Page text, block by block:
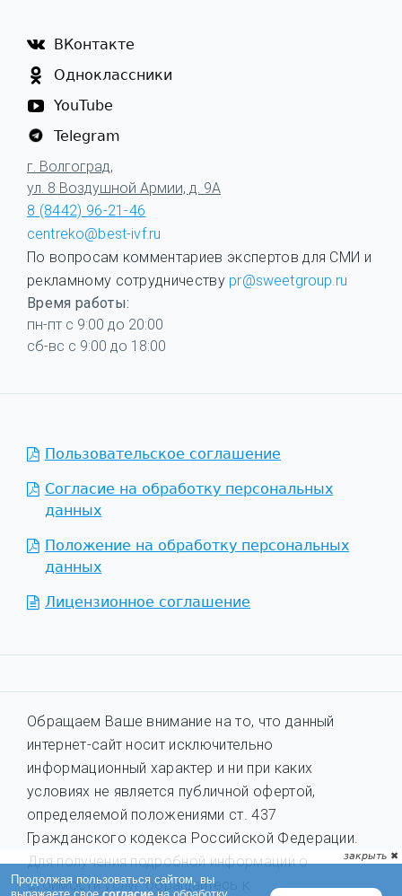
ВКонтакте
Одноклассники
YouTube
Telegram
г. Волгоград,
ул. 8 Воздушной Армии, д. 9А
8 (8442) 96-21-46
centreko@best-ivf.ru
По вопросам комментариев экспертов для СМИ и
рекламному сотрудничеству pr@sweetgroup.ru
Время работы:
пн-пт с 9:00 до 20:00
сб-вс с 9:00 до 18:00
Пользовательское соглашение
Согласие на обработку персональных
данных
Положение на обработку персональных
данных
Лицензионное соглашение
Обращаем Ваше внимание на то, что данный
интернет-сайт носит исключительно
информационный характер и ни при каких
условиях не является публичной офертой,
определяемой положениями ст. 437
Гражданского кодекса Российской Федерации.
Для получения подробной информации о
стоимости услуг обращайтесь к